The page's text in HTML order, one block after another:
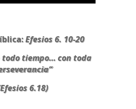
Efesios 6. 10-20
todo tiempo… con toda
6.18)